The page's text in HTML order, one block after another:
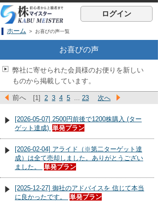
ログイン
ホーム > お喜びの声一覧
お喜びの声
弊社に寄せられた会員様のお便りを新しい
ものから掲載しています。
前へ [1] 2 3 4 5 ... 23 次へ
[2026-05-07] 2500円前後で1200株購入 (ター
ゲット達成) 単発プラン
[2026-02-04] アライド（※第二ターゲット達
成）は全て売却しました。ありがとうござい
ました。
単発プラン
[2025-12-27] 御社のアドバイスを 信じて本当
に良かったです。
単発プラン